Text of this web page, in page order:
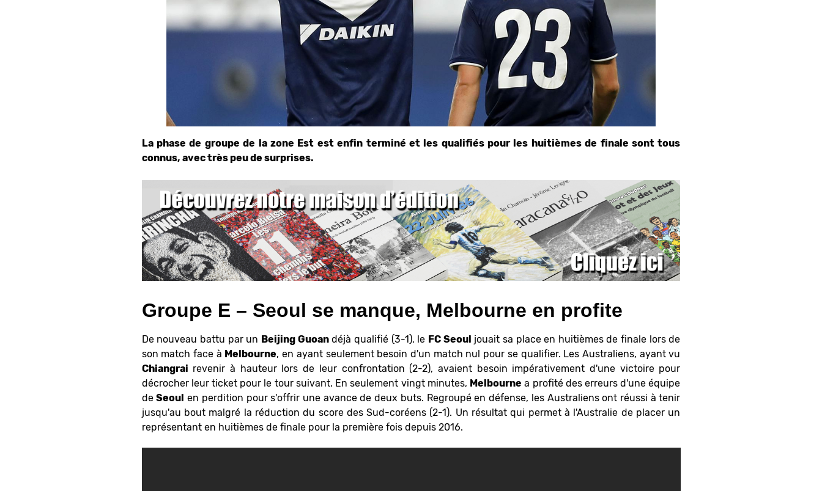
La phase de groupe de la zone Est est enfin terminé et les qualifiés pour les huitièmes de finale sont tous
connus, avec très peu de surprises.
Groupe E – Seoul se manque, Melbourne en profite
De nouveau battu par un Beijing Guoandéjà qualifié (3-1), le FC Seoul jouait sa place en huitièmes de finale lors de
son match face à Melbourne, en ayant seulement besoin d'un match nul pour se qualifier. Les Australiens, ayant vu
Chiangrai revenir à hauteur lors de leur confrontation (2-2), avaient besoin impérativement d'une victoire pour
décrocher leur ticket pour le tour suivant. En seulement vingt minutes, Melbourne a profité des erreurs d'une équipe
deSeoul en perdition pour s'offrir une avance de deux buts. Regroupé en défense, les Australiens ont réussi à tenir
jusqu'au bout malgré la réduction du score des Sud-coréens (2-1). Un résultat qui permet à l'Australie de placer un
représentant en huitièmes de finale pour la première fois depuis 2016.